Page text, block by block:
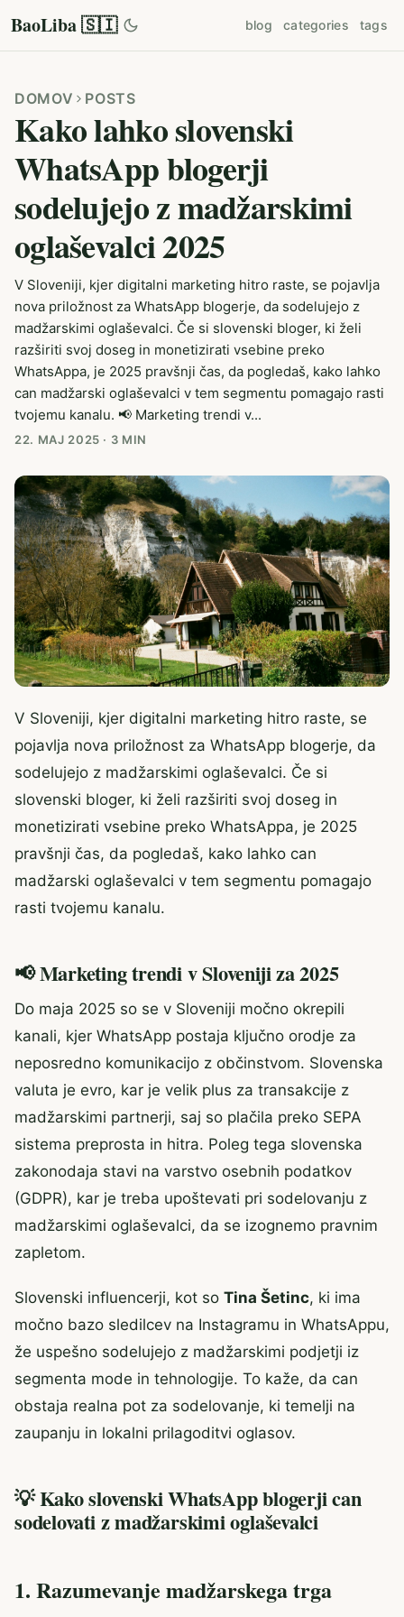
BaoLiba 🇸🇮 blog categories tags
DOMOV POSTS
Kako lahko slovenski
WhatsApp blogerji
sodelujejo z madžarskimi
oglaševalci 2025
V Sloveniji, kjer digitalni marketing hitro raste, se pojavlja
nova priložnost za WhatsApp blogerje, da sodelujejo z
madžarskimi oglaševalci. Če si slovenski bloger, ki želi
razširiti svoj doseg in monetizirati vsebine preko
WhatsAppa, je 2025 pravšnji čas, da pogledaš, kako lahko
can madžarski oglaševalci v tem segmentu pomagajo rasti
tvojemu kanalu. 📢 Marketing trendi v...
22. MAJ 2025 · 3 MIN
V Sloveniji, kjer digitalni marketing hitro raste, se
pojavlja nova priložnost za WhatsApp blogerje, da
sodelujejo z madžarskimi oglaševalci. Če si
slovenski bloger, ki želi razširiti svoj doseg in
monetizirati vsebine preko WhatsAppa, je 2025
pravšnji čas, da pogledaš, kako lahko can
madžarski oglaševalci v tem segmentu pomagajo
rasti tvojemu kanalu.
📢 Marketing trendi v Sloveniji za 2025
Do maja 2025 so se v Sloveniji močno okrepili
kanali, kjer WhatsApp postaja ključno orodje za
neposredno komunikacijo z občinstvom. Slovenska
valuta je evro, kar je velik plus za transakcije z
madžarskimi partnerji, saj so plačila preko SEPA
sistema preprosta in hitra. Poleg tega slovenska
zakonodaja stavi na varstvo osebnih podatkov
(GDPR), kar je treba upoštevati pri sodelovanju z
madžarskimi oglaševalci, da se izognemo pravnim
zapletom.
Slovenski influencerji, kot so Tina Šetinc, ki ima
močno bazo sledilcev na Instagramu in WhatsAppu,
že uspešno sodelujejo z madžarskimi podjetji iz
segmenta mode in tehnologije. To kaže, da can
obstaja realna pot za sodelovanje, ki temelji na
zaupanju in lokalni prilagoditvi oglasov.
💡 Kako slovenski WhatsApp blogerji can
sodelovati z madžarskimi oglaševalci
1. Razumevanje madžarskega trga